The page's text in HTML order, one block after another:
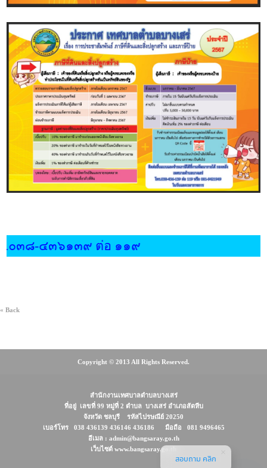
๓๘-๔๓๖๑๓๙ ต่อ ๑๑๙
« Back
Copyright © 2013 All Rights Reserved.
สำนักงานเทศบาลตำบลบางเสร่
ที่อยู่ เลขที่ 99 หมู่ที่ 2 ตำบล บางเสร่ อำเภอสัตหีบ
จังหวัด ชลบุรี รหัสไปรษณีย์ 20250
เบอร์โทร 038 436139 436146 436186 มือถือ 081 9496465
อีเมล : admin@bangsaray.go.th
เว็บไซต์ www.bangsaray.go.th
สอบถาม คลิก